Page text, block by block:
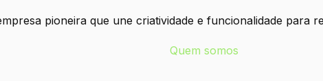
pioneira que une criatividade e funcionalidade para
Quem somos